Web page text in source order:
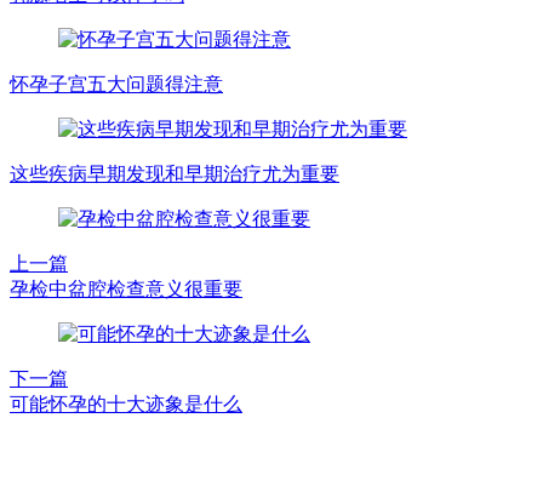
怀孕子宫五大问题得注意
这些疾病早期发现和早期治疗尤为重要
上一篇
孕检中盆腔检查意义很重要
下一篇
可能怀孕的十大迹象是什么